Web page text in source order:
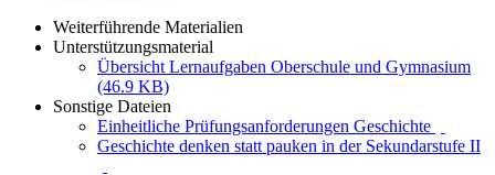
Weiterführende Materialien
Unterstützungsmaterial
Übersicht Lernaufgaben Oberschule und Gymnasium
(46.9 KB)
Sonstige Dateien
Einheitliche Prüfungsanforderungen Geschichte
Geschichte denken statt pauken in der Sekundarstufe II